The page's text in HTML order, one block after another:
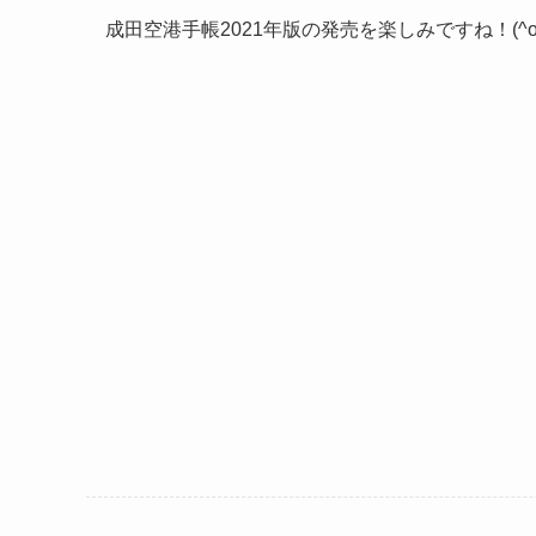
成田空港手帳2021年版の発売を楽しみですね！